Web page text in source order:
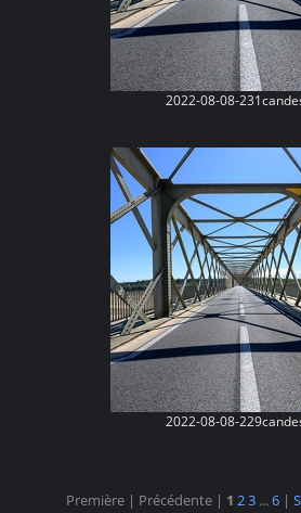
2022-08-08-
2022-08-08-
Première | Précédente | 1 23 ...6 |